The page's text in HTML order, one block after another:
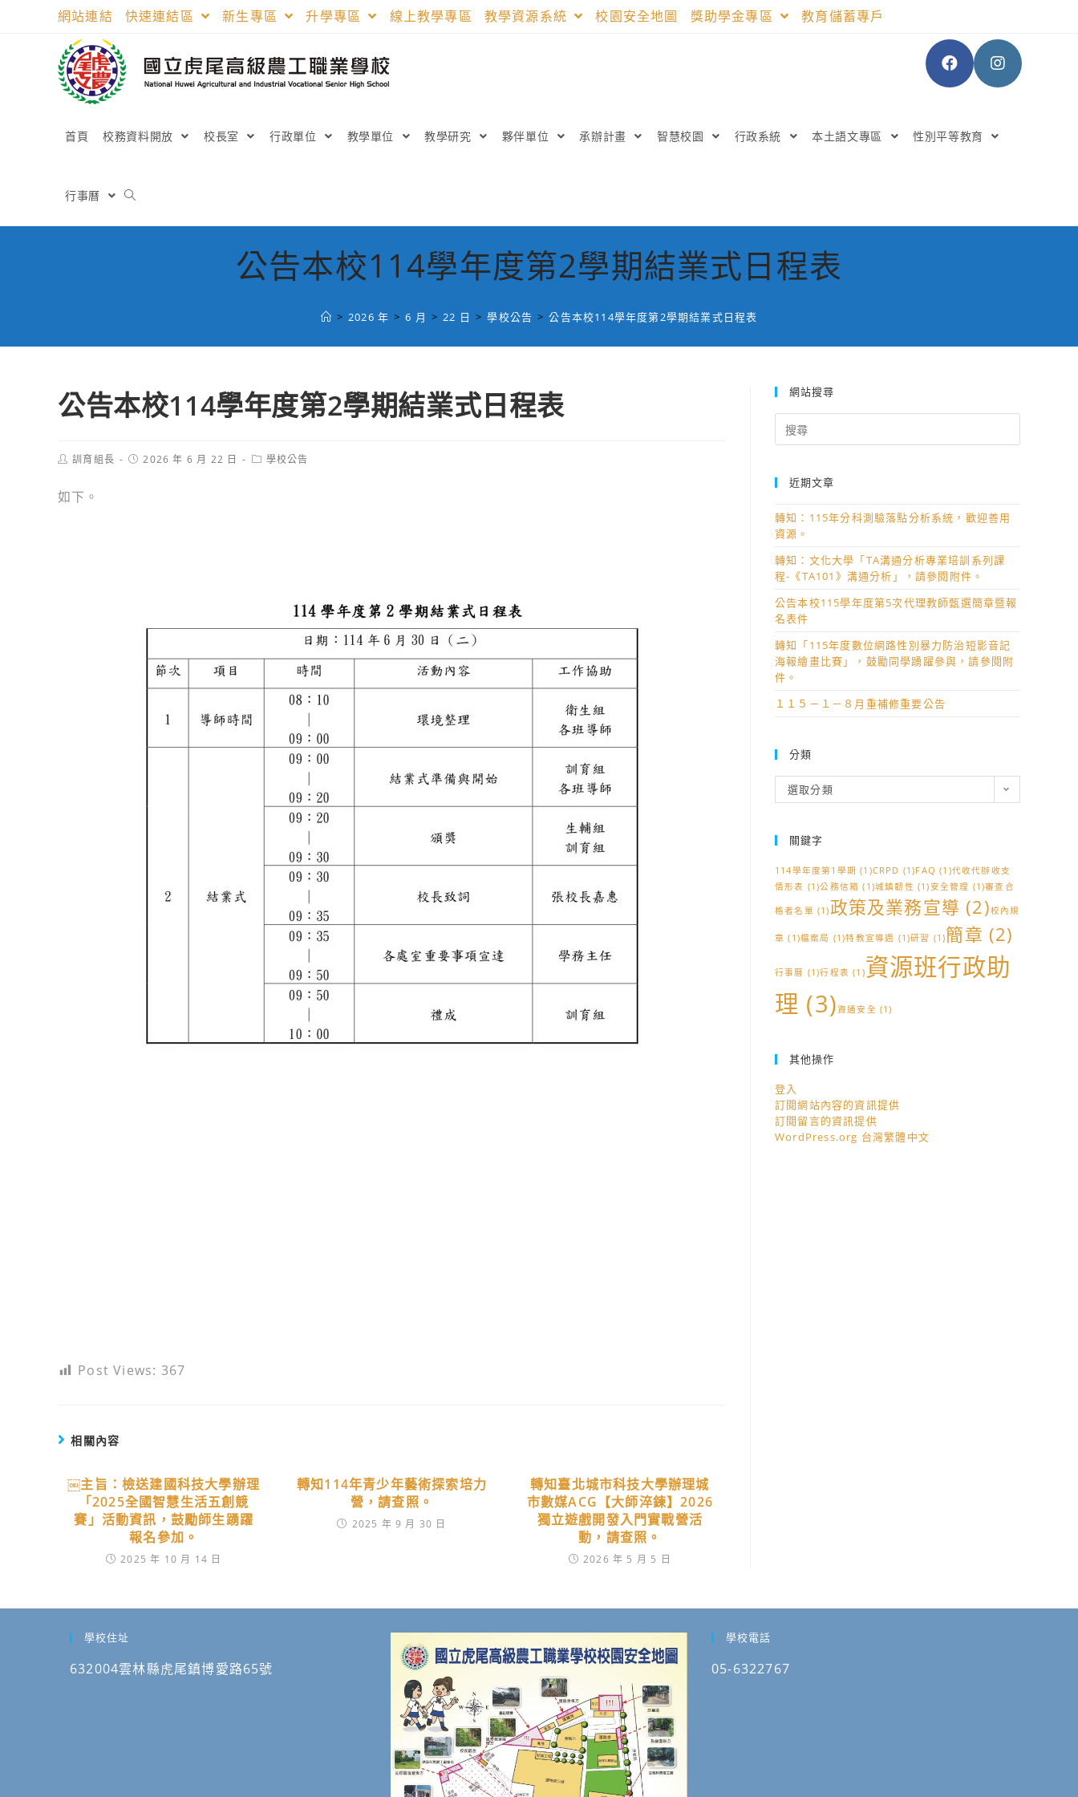
網站連結 快速連結區 新生專區 升學專區 線上教學專區 教學資源系統 校園安全地圖 獎助學金專區 教育儲蓄專戶
首頁 校務資料開放 校長室 行政單位 教學單位 教學研究 夥伴單位 承辦計畫 智慧校園 行政系統 本土語文專區 性別平等教育
行事曆
公告本校114學年度第2學期結業式日程表
> 2026 年 > 6 月 > 22 日 > 學校公告 > 公告本校114學年度第2學期結業式日程表
公告本校114學年度第2學期結業式日程表
Post訓育組長
Post2026 年 6 月 22 日
Post學校公告
如下。
Post Views: 367
相關內容
￼主旨：檢送建國科技大學辦理
「2025全國智慧生活五創競
賽」活動資訊，鼓勵師生踴躍
報名參加。
2025 年 10 月 14 日
轉知114年青少年藝術探索培力
營，請查照。
2025 年 9 月 30 日
轉知臺北城市科技大學辦理城
市數媒ACG【大師淬鍊】2026
獨立遊戲開發入門實戰營活
動，請查照。
2026 年 5 月 5 日
網站搜尋
for:
近期文章
轉知：115年分科測驗落點分析系統，歡迎善用
資源。
轉知：文化大學「TA溝通分析專業培訓系列課
程-《TA101》溝通分析」，請參閱附件。
公告本校115學年度第5次代理教師甄選簡章暨報
名表件
轉知「115年度數位網路性別暴力防治短影音記
海報繪畫比賽」，鼓勵同學踴躍參與，請參閱附
件。
１１５－１－８月重補修重要公告
分類
類
選取分類
關鍵字
114學年度第1學期 (1)CRPD (1)FAQ (1)代收代辦收支
情形表 (1)公務信箱 (1)城鎮韌性 (1)安全管理 (1)審查合
格者名單 (1)政策及業務宣導 (2)校內規
章 (1)檔案局 (1)特教宣導週 (1)研習 (1)簡章 (2)
行事曆 (1)行程表 (1)資源班行政助
理 (3)資通安全 (1)
其他操作
登入
訂閱網站內容的資訊提供
訂閱留言的資訊提供
WordPress.org 台灣繁體中文
學校住址
632004雲林縣虎尾鎮博愛路65號
學校電話
05-6322767